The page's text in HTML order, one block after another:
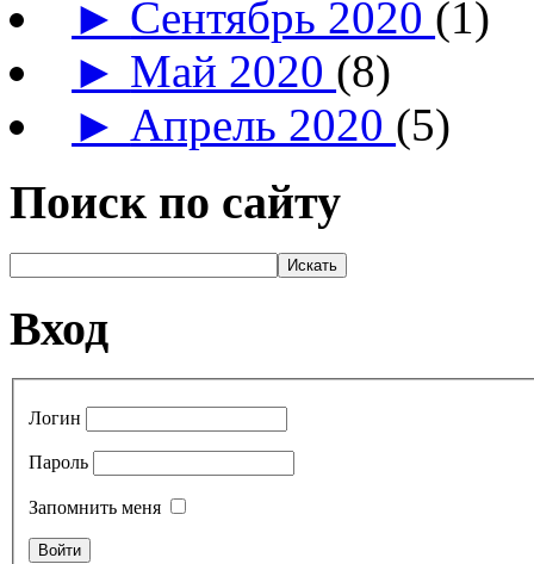
► Сентябрь 2020 (1)
► Май 2020 (8)
► Апрель 2020 (5)
Поиск по сайту
Вход
Логин
Пароль
Запомнить меня